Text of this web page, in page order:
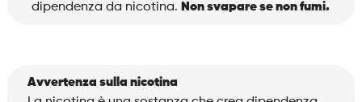
dipendenza da nicotina. Non svapare se non fumi.
Avvertenza sulla nicotina